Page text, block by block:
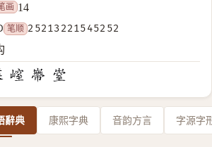
画 14
笔顺 25213221545252
辭典 康熙字典 音韵方言 字源字